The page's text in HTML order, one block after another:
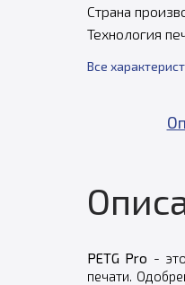
Страна
Технология
Все
PETG Pro -
печати.